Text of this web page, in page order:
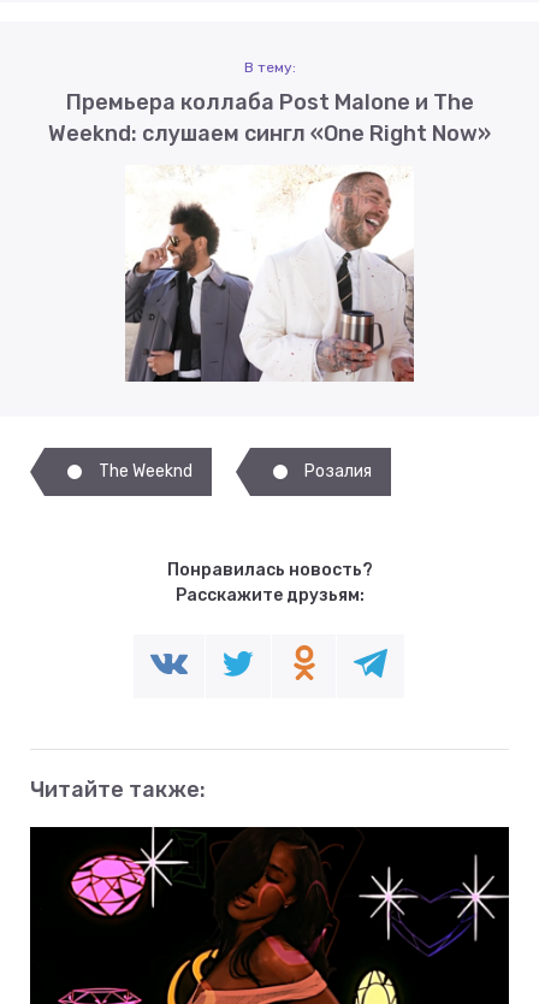
В тему:
Премьера коллаба Post Malone и The
Weeknd: слушаем сингл «One Right Now»
The Weeknd Розалия
Понравилась новость?
Расскажите друзьям:
Читайте также: